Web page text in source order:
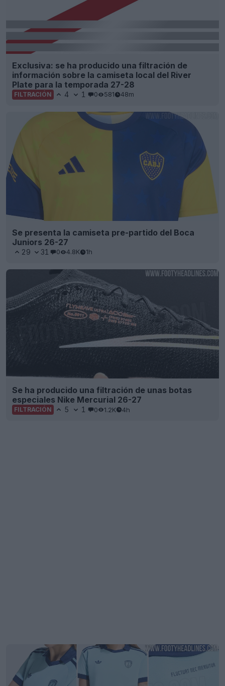
Exclusiva: se ha producido una filtración de
información sobre la camiseta local del River
Plate para la temporada 27-28
FILTRACIÓN 4 1 0 581 48m
Se presenta la camiseta pre-partido del Boca
Juniors 26-27
29 31 0 4.8K 1h
Se ha producido una filtración de unas botas
especiales Nike Mercurial 26-27
FILTRACIÓN 5 1 0 1.2K 4h